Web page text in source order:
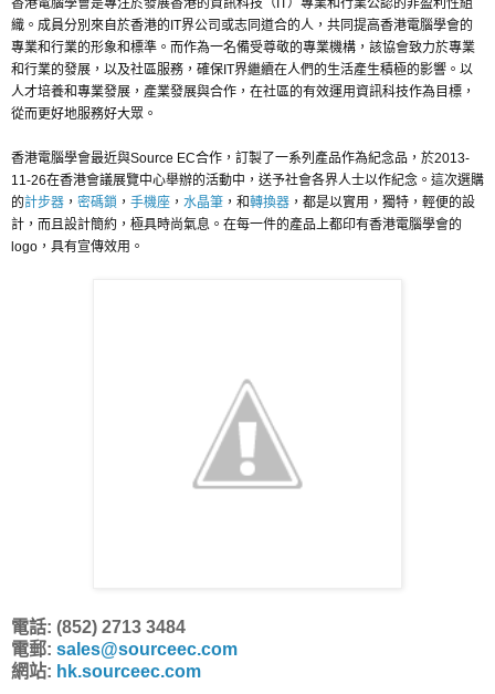
香港電腦學會是專注於發展香港的資訊科技（IT）專業和行業公認的非盈利性組
織。成員分別來自於香港的IT界公司或志同道合的人，共同提高香港電腦學會的
專業和行業的形象和標準。而作為一名備受尊敬的專業機構，該協會致力於專業
和行業的發展，以及社區服務，確保IT界繼續在人們的生活產生積極的影響。以
人才培養和專業發展，產業發展與合作，在社區的有效運用資訊科技作為目標，
從而更好地服務好大眾。
香港電腦學會最近與Source EC合作，訂製了一系列產品作為紀念品，於2013-
11-26在香港會議展覽中心舉辦的活動中，送予社會各界人士以作紀念。這次選購
的計步器 ， 密碼鎖 ， 手機座 ， 水晶筆 ，和轉換器 ，都是以實用，獨特，輕便的設
計，而且設計簡約，極具時尚氣息。在每一件的產品上都印有香港電腦學會的
logo，具有宣傳效用。
電話: (852) 2713 3484
電郵: sales@sourceec.com
網站: hk.sourceec.com